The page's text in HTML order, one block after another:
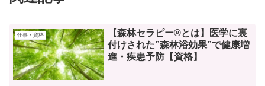
仕事・資格
【森林セラピー®とは】医学に裏
付けされた”森林浴効果”で健康増
進・疾患予防【資格】